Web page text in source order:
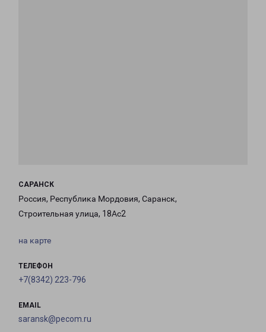
САРАНСК
Россия, Республика Мордовия, Саранск,
Строительная улица, 18Ас2
на карте
ТЕЛЕФОН
+7(8342) 223-796
EMAIL
saransk@pecom.ru